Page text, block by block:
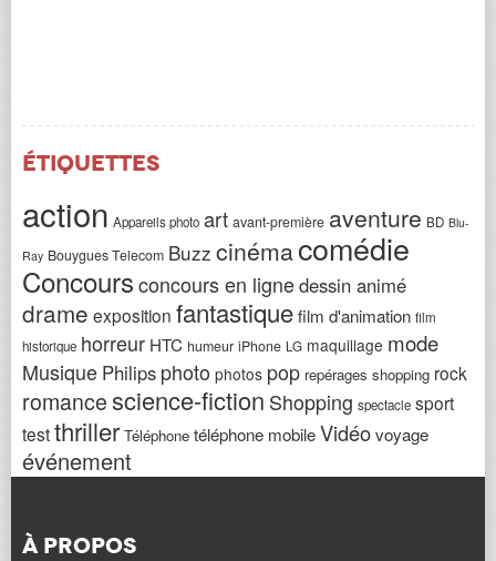
Étiquettes
action Appareils photo art avant-première aventure BD Blu-
Ray Bouygues Telecom Buzz cinémacomédie
Concoursconcours en lignedessin animé
drame exposition fantastiquefilm d'animation film
historique horreur HTC humeur iPhone LG maquillage mode
Musique Philips photo photos pop repérages shopping rock
romancescience-fiction Shopping spectacle sport
testthriller Téléphone téléphone mobileVidéovoyage
événement
À PROPOS